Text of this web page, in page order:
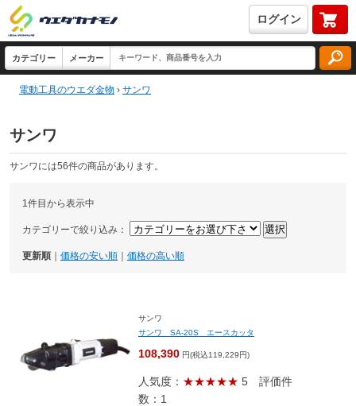
ログイン
電動工具のウエダ金物 › サンワ
サンワ
サンワには56件の商品があります。
1件目から表示中
カテゴリーで絞り込み：
更新順 価格の安い順 価格の高い順
サンワ
サンワ SA-20S エースカッタ
108,390 円(税込119,229円)
人気度： ★★★★★ 5 評価件
数：1